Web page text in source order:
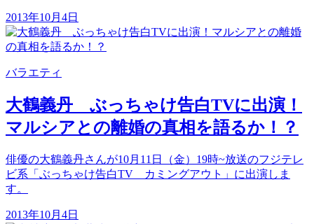
2013年10月4日
バラエティ
大鶴義丹 ぶっちゃけ告白TVに出演！
マルシアとの離婚の真相を語るか！？
俳優の大鶴義丹さんが10月11日（金）19時~放送のフジテレ
ビ系「ぶっちゃけ告白TV カミングアウト」に出演しま
す。
2013年10月4日